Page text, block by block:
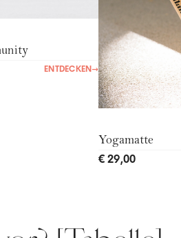
ENTDECKEN→
Yogamatte
€ 29,00